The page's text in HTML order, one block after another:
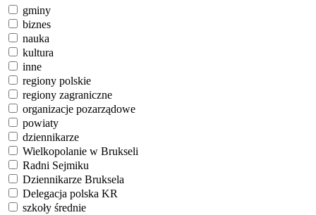
gminy
biznes
nauka
kultura
inne
regiony polskie
regiony zagraniczne
organizacje pozarządowe
powiaty
dziennikarze
Wielkopolanie w Brukseli
Radni Sejmiku
Dziennikarze Bruksela
Delegacja polska KR
szkoły średnie